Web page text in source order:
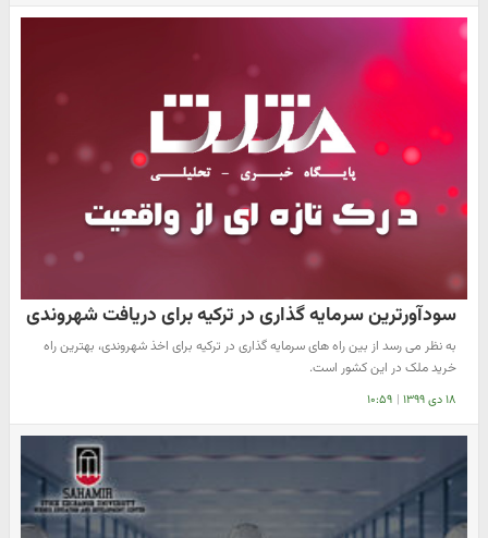
سودآورترین سرمایه گذاری در ترکیه برای دریافت شهروندی
به نظر می رسد از بین راه های سرمایه گذاری در ترکیه برای اخذ شهروندی، بهترین راه
خرید ملک در این کشور است.
۱۸ دی ۱۳۹۹ | ۱۰:۵۹